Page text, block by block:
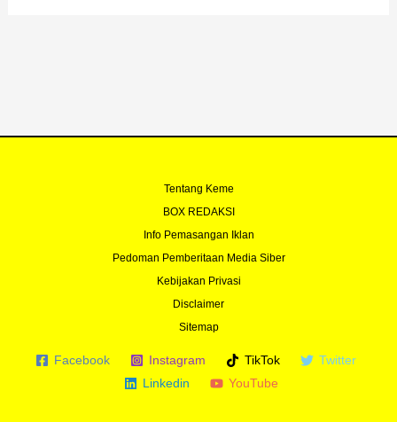
Tentang Keme
BOX REDAKSI
Info Pemasangan Iklan
Pedoman Pemberitaan Media Siber
Kebijakan Privasi
Disclaimer
Sitemap
Facebook Instagram TikTok
Twitter
Linkedin
YouTube